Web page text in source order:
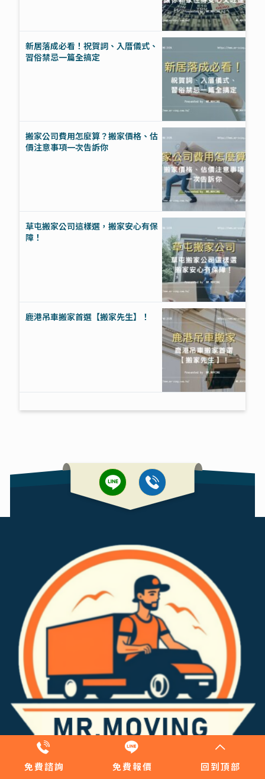
新居落成必看！祝賀詞、入厝儀式、
習俗禁忌一篇全搞定
搬家公司費用怎麼算？搬家價格、估
價注意事項一次告訴你
草屯搬家公司這樣選，搬家安心有保
障！
鹿港吊車搬家首選【搬家先生】！
免費諮詢 免費報價 回到頂部